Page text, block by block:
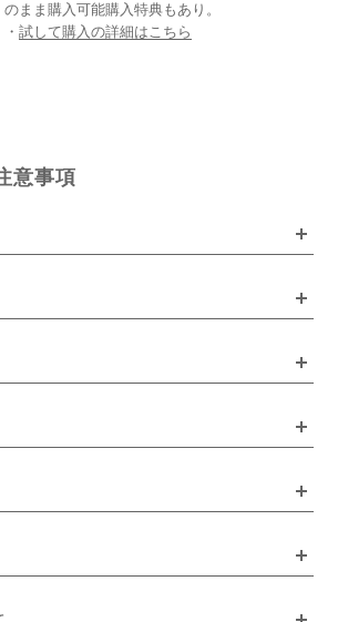
のまま購入可能購入特典もあり。
・試して購入の詳細はこちら
意事項